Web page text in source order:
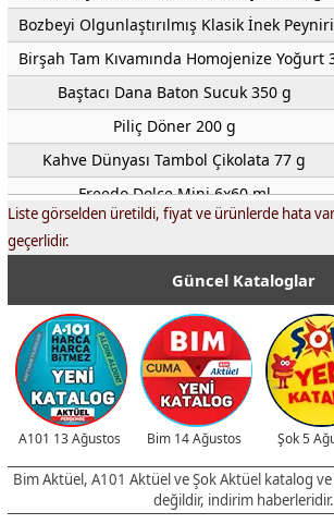
Bozbeyi Olgunlaştırılmış Klasik İnek
Birşah Tam Kıvamında Homojenize Yoğurt 3
Baştacı Dana Baton Sucuk 350 g
Piliç Döner 200 g
Kahve Dünyası Tambol Çikolata 77 g
Freedo Dolce Mini 6x60 ml
Original Gourmet Çikolatalı Kruvasan 60 g
7Days Çikolata Dolgulu Kruvasan 60 g
Sinangil/Söke Un Buğday 2 KG
Yudum Ayçiçek Yağı 1,25 L
Bal Küpü/Doğuş/Bor Şeker/Nar/Irmak Küp
Duru Duş Sabunu 4x150 g
Öncü Biber Salçası 900 g
Kent Boringer Pasta Sosu 750 g
Muratbey Lor Peyniri 500 g
Liste görselden üretildi, fiyat ve ürünlerde hata
geçerlidir.
Güncel Kataloglar
A101 13 Ağustos Bim 14 Ağustos Şok 5
Bim Aktüel, A101 Aktüel ve Şok Aktüel katalog
değildir, indirim haberleridir.